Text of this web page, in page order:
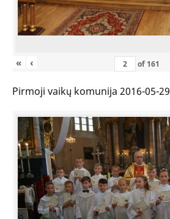
« ‹ of 161
Pirmoji vaikų komunija 2016-05-29